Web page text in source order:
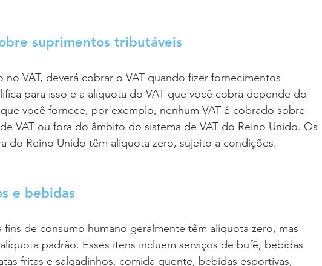
suprimentos tributáveis
no VAT, deverá cobrar o VAT quando fizer fornecimentos
para isso e a alíquota do VAT que você cobra depende do
você fornece, por exemplo, nenhum VAT é cobrado sobre
VAT ou fora do âmbito do sistema de VAT do Reino Unido. Os
do Reino Unido têm alíquota zero, sujeito a condições.
e bebidas
de consumo humano geralmente têm alíquota zero, mas
padrão. Esses itens incluem serviços de bufê, bebidas
fritas e salgadinhos, comida quente, bebidas esportivas,